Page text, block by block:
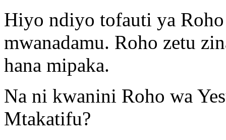
Hiyo ndiyo tofauti ya
mwanadamu. Roho zetu
hana mipaka.
Na ni kwanini Roho wa
Mtakatifu?